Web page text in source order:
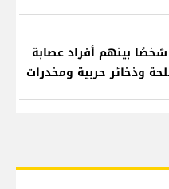
الجيش يوقف 25 شخصًا بينهم أفراد عصابة
وذخائر حربية ومخدرات